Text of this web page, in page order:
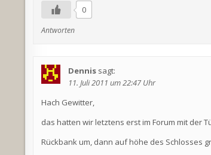
0
Antworten
Dennis sagt:
11. Juli 2011 um 22:47 Uhr
Hach Gewitter,
das hatten wir letztens erst im Forum mit der
Rückbank um, dann auf höhe des Schlosses